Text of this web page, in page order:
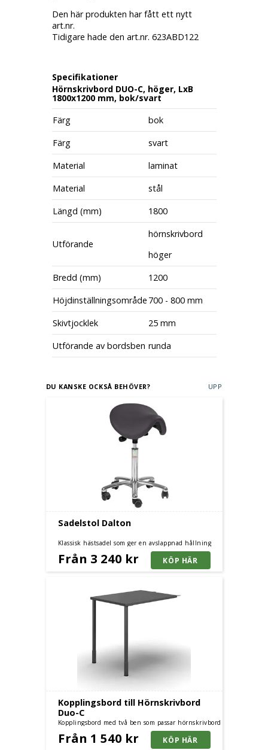
Den här produkten har fått ett nytt
art.nr.
Tidigare hade den art.nr. 623ABD122
Specifikationer
Hörnskrivbord DUO-C, höger, LxB
1800x1200 mm, bok/svart
Färg
bok
Färg
svart
Material
laminat
Material
stål
Längd (mm)
1800
Utförande
hörnskrivbord
höger
Bredd (mm)
1200
Höjdinställningsområde 700 - 800 mm
Skivtjocklek
25 mm
Utförande av bordsben runda
DU KANSKE OCKSÅ BEHÖVER? UPP
Sadelstol Dalton
Klassisk hästsadel som ger en avslappnad hållning
Från 3 240 kr
Kopplingsbord till Hörnskrivbord
Duo-C
Kopplingsbord med två ben som passar hörnskrivbord
Från 1 540 kr